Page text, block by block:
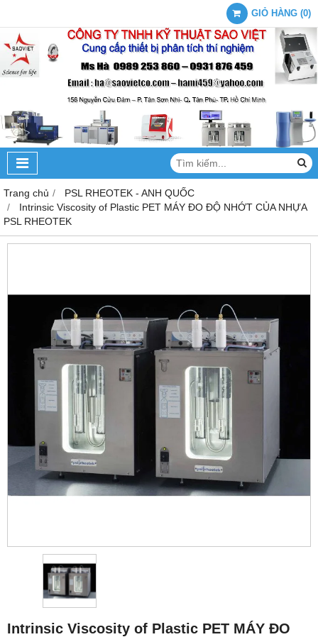
GIỎ HÀNG (0)
Trang chủ
PSL RHEOTEK - ANH QUỐC
Intrinsic Viscosity of Plastic PET MÁY ĐO ĐỘ NHỚT CỦA NHỰA
PSL RHEOTEK
Intrinsic Viscosity of Plastic PET MÁY ĐO